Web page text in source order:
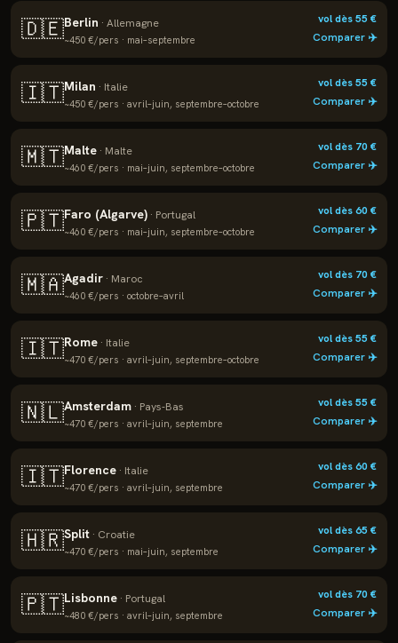
🇩🇪Berlin · Allemagne
~450 €/pers · mai–septembre
vol dès55 €
Comparer ✈️
🇮🇹Milan · Italie
~450 €/pers · avril–juin, septembre–octobre
vol dès55 €
Comparer ✈️
🇲🇹Malte · Malte
~460 €/pers · mai–juin, septembre–octobre
vol dès 70€
Comparer ✈️
🇵🇹Faro (Algarve) · Portugal
~460 €/pers · mai–juin, septembre–octobre
vol dès60€
Comparer ✈️
🇲🇦Agadir · Maroc
~460 €/pers · octobre–avril
vol dès 70€
Comparer ✈️
🇮🇹Rome · Italie
~470 €/pers · avril–juin, septembre–octobre
vol dès55 €
Comparer ✈️
🇳🇱Amsterdam · Pays-Bas
~470 €/pers · avril–juin, septembre
vol dès55 €
Comparer ✈️
🇮🇹Florence · Italie
~470 €/pers · avril–juin, septembre
vol dès60€
Comparer ✈️
🇭🇷Split · Croatie
~470 €/pers · mai–juin, septembre
vol dès65 €
Comparer ✈️
🇵🇹Lisbonne · Portugal
~480 €/pers · avril–juin, septembre
vol dès 70€
Comparer ✈️